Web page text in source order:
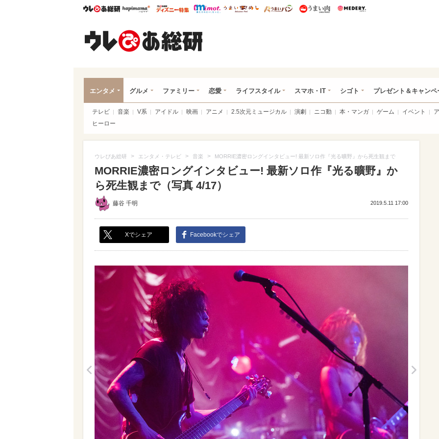
ウレぴあ総研ハピママ* ウレぴあ総研 ディズニー特集
mimot. うまいめし うまいパン うまい肉
エンタメ グルメ ファミリー 恋愛 ライフスタイル スマホ・IT シゴト プレゼント＆キャンペ
テレビ 音楽 V系 アイドル 映画 アニメ 2.5次元ミュージカル 演劇 ニコ動 本・マンガ ゲーム イベント
ヒーロー
ウレぴあ総研 > エンタメ・テレビ > 音楽 > MORRIE濃密ロングインタビュー! 最新ソロ作『光る曠野』から死生観まで
MORRIE濃密ロングインタビュー! 最新ソロ作『光る曠野』か
ら死生観まで（写真 4/17）
藤谷 千明 2019.5.11 17:00
Xでシェア Facebookでシェア